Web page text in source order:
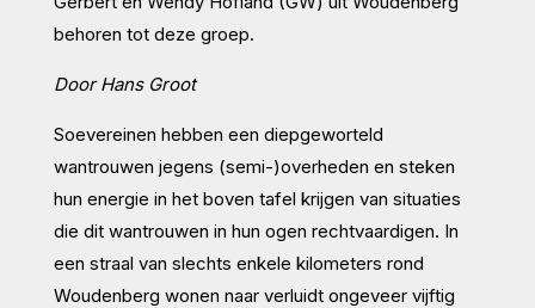
behoren tot deze groep.
Door Hans Groot
Soevereinen hebben een diepgeworteld
wantrouwen jegens (semi-)overheden en steken
hun energie in het boven tafel krijgen van situaties
die dit wantrouwen in hun ogen rechtvaardigen. In
een straal van slechts enkele kilometers rond
Woudenberg wonen naar verluidt ongeveer vijftig